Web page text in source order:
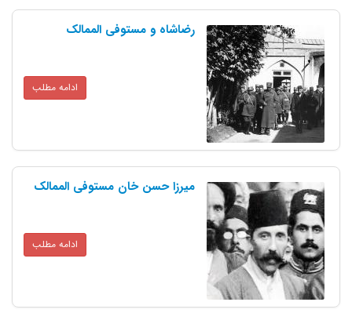
رضاشاه و مستوفی الممالک
میرزا حسن خان مستوفی الممالک